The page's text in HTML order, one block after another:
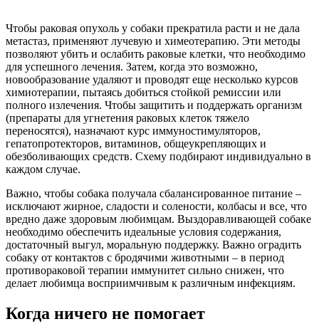
Чтобы раковая опухоль у собаки прекратила расти и не дала
метастаз, применяют лучевую и химеотерапию. Эти методы
позволяют убить и ослабить раковые клетки, что необходимо
для успешного лечения. Затем, когда это возможно,
новообразование удаляют и проводят еще несколько курсов
химиотерапии, пытаясь добиться стойкой ремиссии или
полного излечения. Чтобы защитить и поддержать организм
(препараты для угнетения раковых клеток тяжело
переносятся), назначают курс иммуностимуляторов,
гепатопротекторов, витаминов, общеукрепляющих и
обезболивающих средств. Схему подбирают индивидуально в
каждом случае.
Важно, чтобы собака получала сбалансированное питание –
исключают жирное, сладости и солености, колбасы и все, что
вредно даже здоровым любимцам. Выздоравливающей собаке
необходимо обеспечить идеальные условия содержания,
достаточный выгул, моральную поддержку. Важно оградить
собаку от контактов с бродячими животными – в период
противораковой терапии иммунитет сильно снижен, что
делает любимца восприимчивым к различным инфекциям.
Когда ничего не помогает